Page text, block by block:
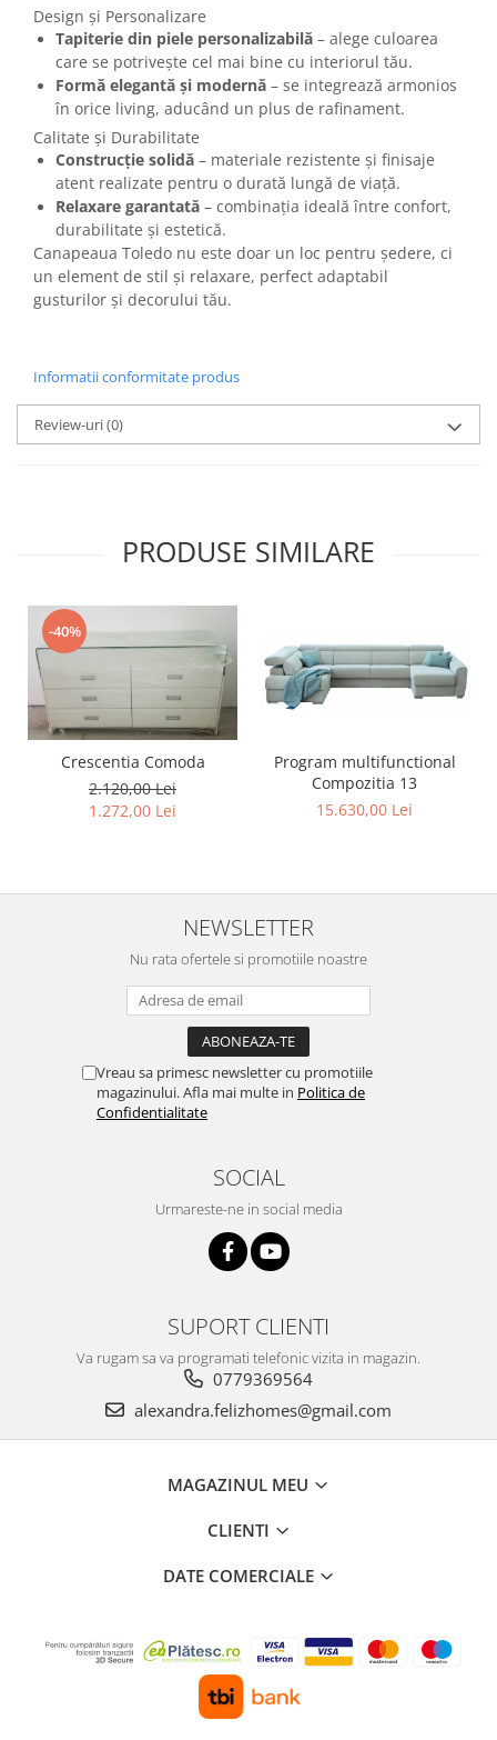
Design și Personalizare
Tapiterie din piele personalizabilă – alege culoarea
care se potrivește cel mai bine cu interiorul tău.
Formă elegantă și modernă – se integrează armonios
în orice living, aducând un plus de rafinament.
Calitate și Durabilitate
Construcție solidă – materiale rezistente și finisaje
atent realizate pentru o durată lungă de viață.
Relaxare garantată – combinația ideală între confort,
durabilitate și estetică.
Canapeaua Toledo nu este doar un loc pentru ședere, ci
un element de stil și relaxare, perfect adaptabil
gusturilor și decorului tău.
Informatii conformitate produs
Review-uri(0)
PRODUSE SIMILARE
-40%
Crescentia Comoda
2.120,00 Lei
1.272,00 Lei
Program multifunctional
Compozitia 13
15.630,00 Lei
NEWSLETTER
Nu rata ofertele si promotiile noastre
Vreau sa primesc newsletter cu promotiile
magazinului. Afla mai multe in Politica de
Confidentialitate
SOCIAL
Urmareste-ne in social media
SUPORT CLIENTI
Va rugam sa va programati telefonic vizita in magazin.
0779369564
alexandra.felizhomes@gmail.com
MAGAZINUL MEU
CLIENTI
DATE COMERCIALE